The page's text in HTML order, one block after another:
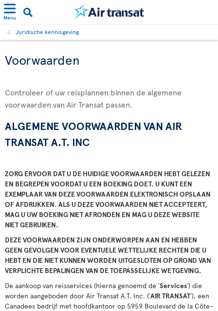
Menu
Juridische kennisgeving
Voorwaarden
Controleer of uw reisplannen binnen de algemene
voorwaarden van Air Transat passen.
ALGEMENE VOORWAARDEN VAN AIR
TRANSAT A.T. INC
ZORG ERVOOR DAT U DE HUIDIGE VOORWAARDEN HEBT GELEZEN
EN BEGREPEN VOORDAT U EEN BOEKING DOET. U KUNT EEN
EXEMPLAAR VAN DEZE VOORWAARDEN ELEKTRONISCH OPSLAAN
OF AFDRUKKEN. ALS U DEZE VOORWAARDEN NIET ACCEPTEERT,
MAG U UW BOEKING NIET AFRONDEN EN MAG U DEZE WEBSITE
NIET GEBRUIKEN.
DEZE VOORWAARDEN ZIJN ONDERWORPEN AAN EN HEBBEN
GEEN GEVOLGEN VOOR EVENTUELE WETTELIJKE RECHTEN DIE U
HEBT EN DIE NIET KUNNEN WORDEN UITGESLOTEN OP GROND VAN
VERPLICHTE BEPALINGEN VAN DE TOEPASSELIJKE WETGEVING.
De aankoop van reisservices (hierna genoemd de ´Services´) die
worden aangeboden door Air Transat A.T. Inc. (´AIR TRANSAT´), een
Canadees bedrijf met hoofdkantoor op 5959 Boulevard de la Côte-